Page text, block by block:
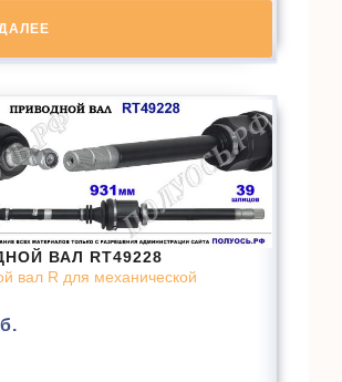
ВАЛ RT49228
вал R для механической